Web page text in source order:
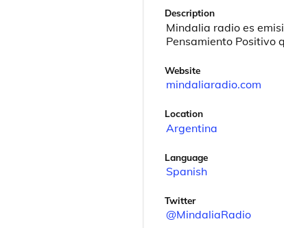
Description
Mindalia radio es
Pensamiento Positivo
Website
mindaliaradio.com
Location
Argentina
Language
Spanish
Twitter
@MindaliaRadio